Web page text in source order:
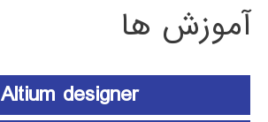
آموزش ها
Altium designer